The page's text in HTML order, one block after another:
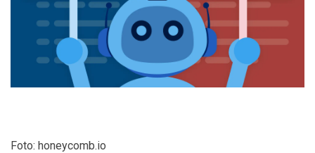
Foto: honeycomb.io